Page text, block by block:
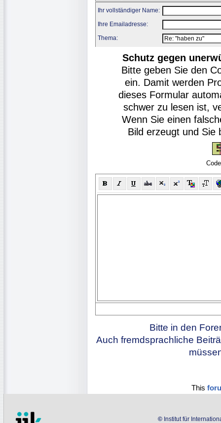
Ihr vollständiger Name:
Ihre Emailadresse:
Thema:
Schutz gegen
Bitte geben Sie den
ein. Damit werden
dieses Formular
schwer zu lesen ist,
Wenn Sie einen
Bild erzeugt und Sie
Bitte in den
Auch fremdsprachliche
This
© Institut für